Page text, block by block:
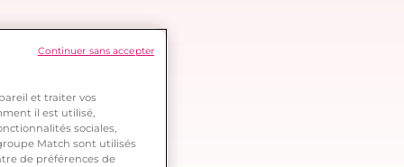
et traiter vos
il est utilisé,
sociales,
Match sont utilisés
de préférences de
Continuer sans accepter